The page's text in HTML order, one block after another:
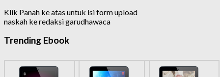
Klik Panah ke atas untuk isi form upload
naskah ke redaksi garudhawaca
Trending Ebook